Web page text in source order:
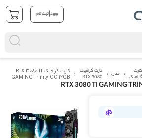
ورود|ثبت نام
کارت
گرافیک
مدل
کارت گرافیک
RTX 3080
کارت گرافیک RTX 3080 Ti
GAMING Trinity OC 12GB
به
انتهای
گالری
تصاویر